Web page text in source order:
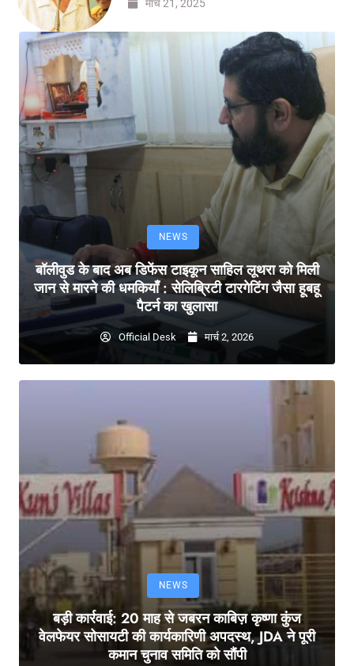
मार्च 21, 2025
NEWS
बॉलीवुड के बाद अब डिफेंस टाइकून साहिल लूथरा को मिली
जान से मारने की धमकियाँ : सेलिब्रिटी टारगेटिंग जैसा हूबहू
पैटर्न का खुलासा
Official Desk मार्च 2, 2026
NEWS
बड़ी कार्रवाई: 20 माह से जबरन काबिज़ कृष्णा कुंज
वेलफेयर सोसायटी की कार्यकारिणी अपदस्थ, JDA ने पूरी
कमान चुनाव समिति को सौंपी